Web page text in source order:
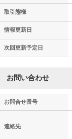
取引態様
情報更新日
次回更新予定日
お問い合わせ
お問合せ番号
連絡先